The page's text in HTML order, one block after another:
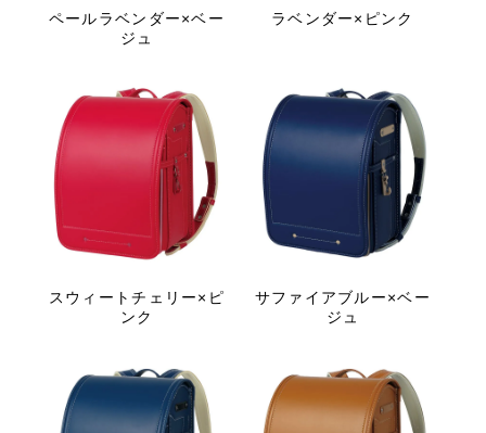
ペールラベンダー×ベー
ジュ
ラベンダー×ピンク
スウィートチェリー×ピ
ンク
サファイアブルー×ベー
ジュ